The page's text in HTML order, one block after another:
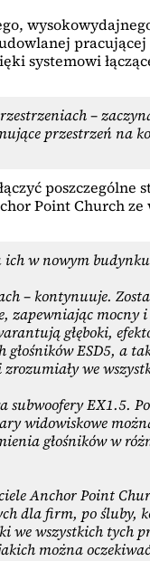
systemowi
–
przestrzeń na
poszczególne
Point Church
ich w nowym
– kontynuuje.
zapewniając
głęboki,
ESD5, a
we
EX1.5.
widowiskowe
głośników w
Anchor Point
dla firm, po śluby,
we wszystkich tych
można